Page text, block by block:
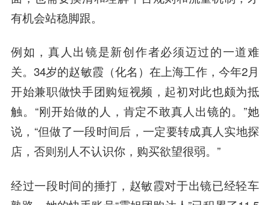
有机会站稳脚跟。
例如， 真人出镜是新创作者必须迈过的一道难
关。34岁的赵敏霞（化名）在上海工作，今年2月
开始兼职做快手团购短视频，起初对此也颇为抵
触。“刚开始做的人，肯定不敢真人出镜的。”她
说，“但做了一段时间后，一定要转成真人实地探
店，否则别人不认识你，购买欲望很弱。”
经过一段时间的捶打，赵敏霞对于出镜已经轻车